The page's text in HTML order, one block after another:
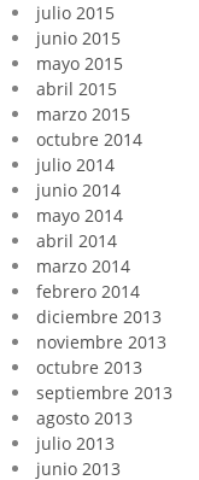
julio 2015
junio 2015
mayo 2015
abril 2015
marzo 2015
octubre 2014
julio 2014
junio 2014
mayo 2014
abril 2014
marzo 2014
febrero 2014
diciembre 2013
noviembre 2013
octubre 2013
septiembre 2013
agosto 2013
julio 2013
junio 2013